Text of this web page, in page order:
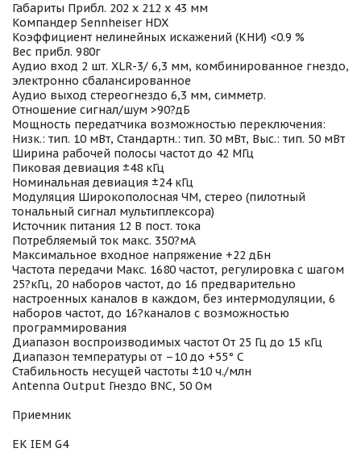
Габариты Прибл. 202 x 212 x 43 мм
Компандер Sennheiser HDX
Коэффициент нелинейных искажений (КНИ) <0.9 %
Вес прибл. 980г
Аудио вход 2 шт. XLR-3/ 6,3 мм, комбинированное гнездо,
электронно сбалансированное
Аудио выход стереогнездо 6,3 мм, симметр.
Отношение сигнал/шум >90?дБ
Мощность передатчика возможностью переключения:
Низк.: тип. 10 мВт, Стандартн.: тип. 30 мВт, Выс.: тип. 50 мВт
Ширина рабочей полосы частот до 42 МГц
Пиковая девиация ±48 кГц
Номинальная девиация ±24 кГц
Модуляция Широкополосная ЧМ, стерео (пилотный
тональный сигнал мультиплексора)
Источник питания 12 В пост. тока
Потребляемый ток макс. 350?мА
Максимальное входное напряжение +22 дБн
Частота передачи Макс. 1680 частот, регулировка с шагом
25?кГц, 20 наборов частот, до 16 предварительно
настроенных каналов в каждом, без интермодуляции, 6
наборов частот, до 16?каналов с возможностью
программирования
Диапазон воспроизводимых частот От 25 Гц до 15 кГц
Диапазон температуры от –10 до +55° C
Стабильность несущей частоты ±10 ч./млн
Antenna Output Гнездо BNC, 50 Ом
Приемник
EK IEM G4